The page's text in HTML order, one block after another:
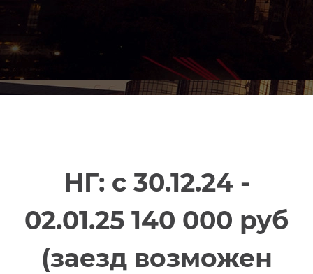
НГ: с 30.12.24 -
02.01.25 140 000 руб
(заезд возможен